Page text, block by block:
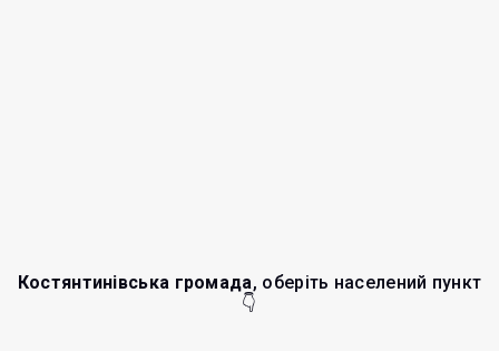
Костянтинівська громада, оберіть населений пункт
👇